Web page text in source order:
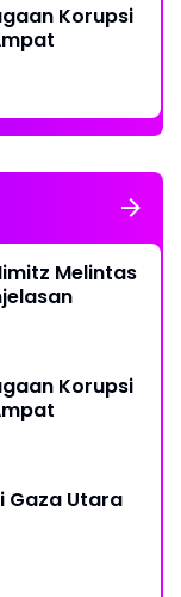
Korupsi
Melintas
Korupsi
Gaza Utara